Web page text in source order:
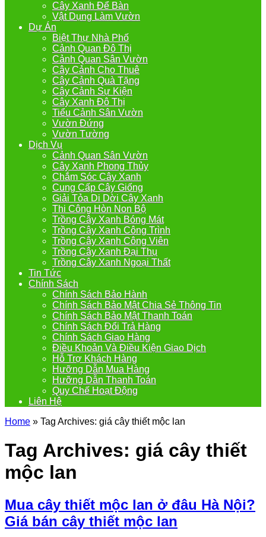
Cây Xanh Để Bàn
Vật Dụng Làm Vườn
Dự Án
Biệt Thự Nhà Phố
Cảnh Quan Đô Thị
Cảnh Quan Sân Vườn
Cây Cảnh Cho Thuê
Cây Cảnh Quà Tặng
Cây Cảnh Sự Kiện
Cây Xanh Đô Thị
Tiểu Cảnh Sân Vườn
Vườn Đứng
Vườn Tường
Dịch Vụ
Cảnh Quan Sân Vườn
Cây Xanh Phong Thủy
Chắm Sóc Cây Xanh
Cung Cấp Cây Giống
Giải Tỏa Di Dời Cây Xanh
Thi Công Hòn Non Bộ
Trồng Cây Xanh Bóng Mát
Trồng Cây Xanh Công Trình
Trồng Cây Xanh Công Viên
Trồng Cây Xanh Đại Thụ
Trồng Cây Xanh Ngoại Thất
Tin Tức
Chính Sách
Chính Sách Bảo Hành
Chính Sách Bảo Mật Chia Sẻ Thông Tin
Chính Sách Bảo Mật Thanh Toán
Chính Sách Đổi Trả Hàng
Chính Sách Giao Hàng
Điều Khoản Và Điều Kiện Giao Dịch
Hỗ Trợ Khách Hàng
Hưỡng Dẫn Mua Hàng
Hưỡng Dẫn Thanh Toán
Quy Chế Hoạt Động
Liên Hệ
Home » Tag Archives: giá cây thiết mộc lan
Tag Archives: giá cây thiết
mộc lan
Mua cây thiết mộc lan ở đâu Hà Nội?
Giá bán cây thiết mộc lan